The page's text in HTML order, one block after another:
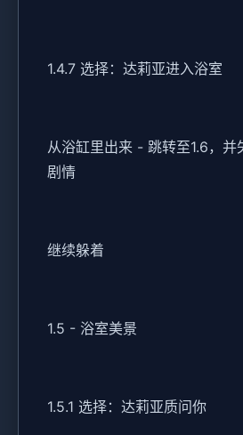
1.4.7 选择：达莉亚进入浴室
从浴缸里出来 - 跳转至1.6，并
剧情
继续躲着
1.5 - 浴室美景
1.5.1 选择：达莉亚质问你